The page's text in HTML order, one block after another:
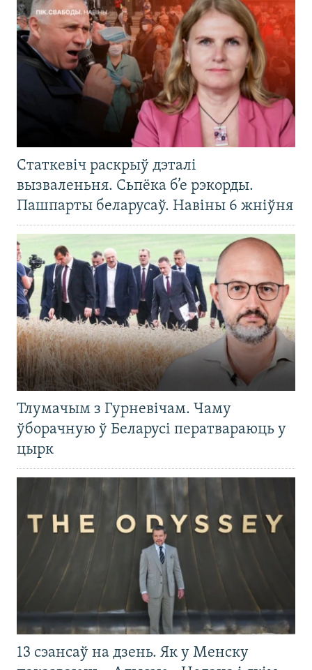
Статкевіч раскрыў дэталі
вызваленьня. Сьпёка б’е рэкорды.
Пашпарты беларусаў. Навіны 6 жніўня
Тлумачым з Гурневічам. Чаму
ўборачную ў Беларусі ператвараюць у
цырк
13 сэансаў на дзень. Як у Менску